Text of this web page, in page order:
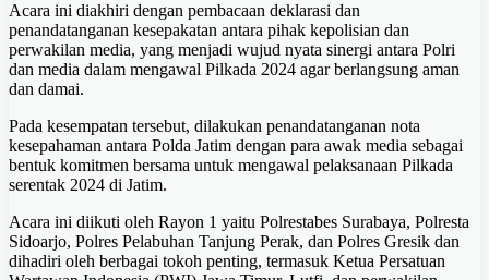
Acara ini diakhiri dengan pembacaan deklarasi dan
penandatanganan kesepakatan antara pihak kepolisian dan
perwakilan media, yang menjadi wujud nyata sinergi antara Polri
dan media dalam mengawal Pilkada 2024 agar berlangsung aman
dan damai.
Pada kesempatan tersebut, dilakukan penandatanganan nota
kesepahaman antara Polda Jatim dengan para awak media sebagai
bentuk komitmen bersama untuk mengawal pelaksanaan Pilkada
serentak 2024 di Jatim.
Acara ini diikuti oleh Rayon 1 yaitu Polrestabes Surabaya, Polresta
Sidoarjo, Polres Pelabuhan Tanjung Perak, dan Polres Gresik dan
dihadiri oleh berbagai tokoh penting, termasuk Ketua Persatuan